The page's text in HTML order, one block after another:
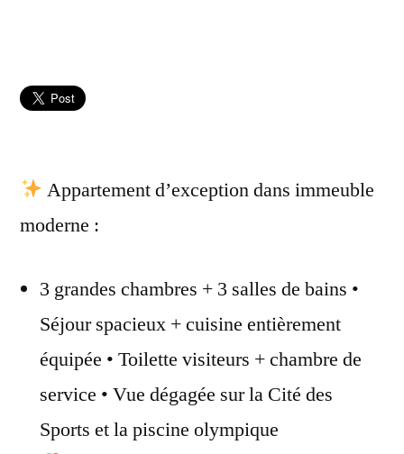
Appartement d’exception dans immeuble
moderne :
3 grandes chambres + 3 salles de bains •
Séjour spacieux + cuisine entièrement
équipée • Toilette visiteurs + chambre de
service • Vue dégagée sur la Cité des
Sports et la piscine olympique